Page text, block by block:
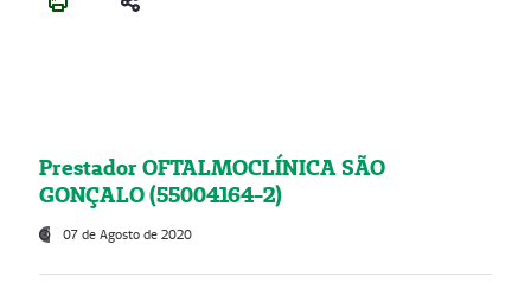
Prestador OFTALMOCLÍNICA SÃO
GONÇALO (55004164-2)
07 de Agosto de 2020